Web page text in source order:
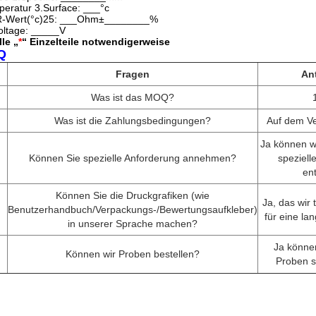
3.Surface: ___°c
Wert(°c)25: ___Ohm±________%
_____V
„*“ Einzelteile notwendigerweise
Fragen
Was ist das MOQ?
Was ist die Zahlungsbedingungen? Auf dem
Können Sie spezielle Anforderung annehmen?
Ja können
Können Sie die Druckgrafiken (wie
Benutzerhandbuch/Verpackungs-/Bewertungsaufkleber)
in unserer Sprache machen?
Ja, das wir
für eine
Können wir Proben bestellen?
Ja
Proben